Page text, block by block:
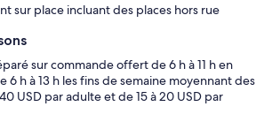
sur place incluant des places hors rue
sur commande offert de 6 h à 11 h en
6 h à 13 h les fins de semaine moyennant des
USD par adulte et de 15 à 20 USD par